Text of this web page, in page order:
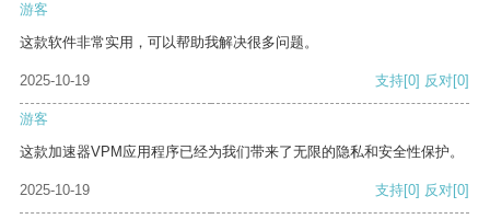
游客
这款软件非常实用，可以帮助我解决很多问题。
2025-10-19 支持[0] 反对[0]
游客
这款加速器VPM应用程序已经为我们带来了无限的隐私和安全性保护。
2025-10-19 支持[0] 反对[0]